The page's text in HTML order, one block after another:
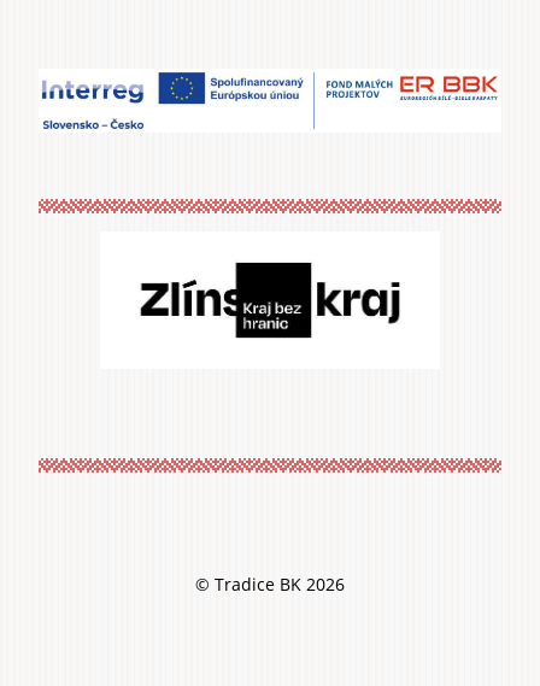
© Tradice BK 2026